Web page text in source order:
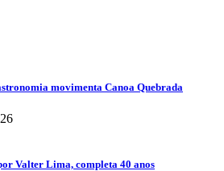
movimenta Canoa Quebrada
Valter Lima, completa 40 anos